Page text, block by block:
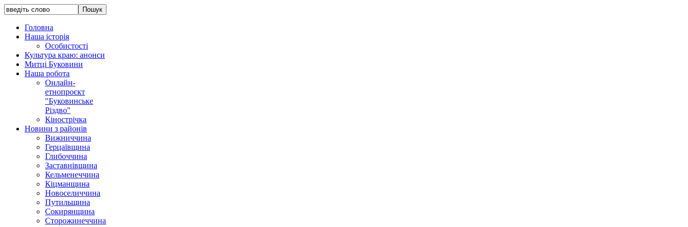
Головна
Наша історія
Особистості
Культура краю: анонси
Митці Буковини
Наша робота
Онлайн-
етнопроєкт
"Буковинське
Різдво"
Кінострічка
Новини з районів
Вижниччина
Герцаївщина
Глибоччина
Заставнівщина
Кельменеччина
Кіцманщина
Новоселиччина
Путильщина
Сокирянщина
Сторожинеччина